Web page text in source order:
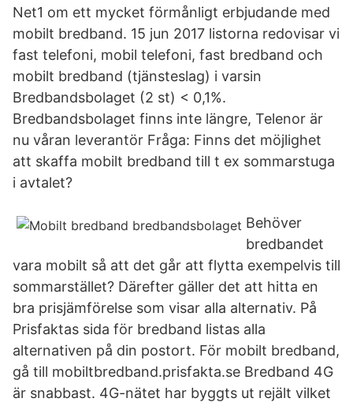
Net1 om ett mycket förmånligt erbjudande med
mobilt bredband. 15 jun 2017 listorna redovisar vi
fast telefoni, mobil telefoni, fast bredband och
mobilt bredband (tjänsteslag) i varsin
Bredbandsbolaget (2 st) < 0,1%.
Bredbandsbolaget finns inte längre, Telenor är
nu våran leverantör Fråga: Finns det möjlighet
att skaffa mobilt bredband till t ex sommarstuga
i avtalet?
Behöver
bredbandet
vara mobilt så att det går att flytta exempelvis till
sommarstället? Därefter gäller det att hitta en
bra prisjämförelse som visar alla alternativ. På
Prisfaktas sida för bredband listas alla
alternativen på din postort. För mobilt bredband,
gå till mobiltbredband.prisfakta.se Bredband 4G
är snabbast. 4G-nätet har byggts ut rejält vilket